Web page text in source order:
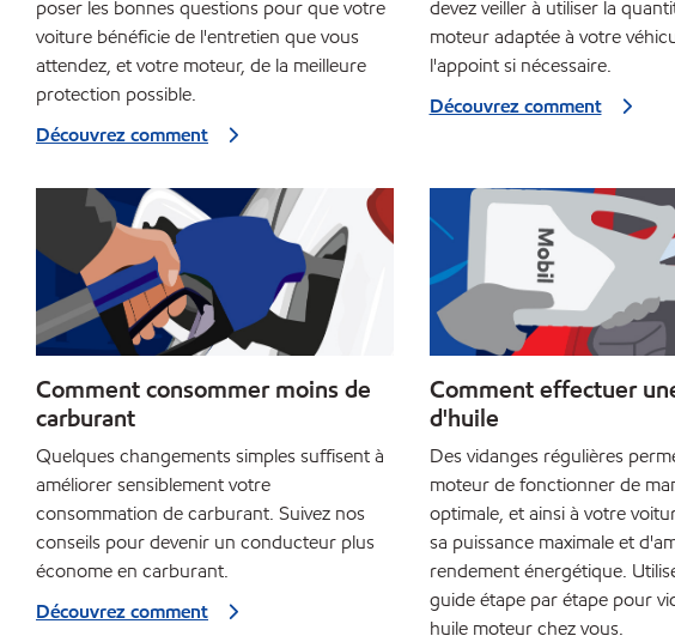
poser les bonnes questions pour que votre
voiture bénéficie de l'entretien que vous
attendez, et votre moteur, de la meilleure
protection possible.
Découvrez comment
devez veiller à utiliser la
moteur adaptée à votre
l'appoint si nécessaire.
Découvrez comment
Comment consommer moins de
carburant
Quelques changements simples suffisent à
améliorer sensiblement votre
consommation de carburant. Suivez nos
conseils pour devenir un conducteur plus
économe en carburant.
Découvrez comment
Comment effectuer
d'huile
Des vidanges régulières
moteur de fonctionner de
optimale, et ainsi à votre
sa puissance maximale et
rendement énergétique.
guide étape par étape pour
huile moteur chez vous.